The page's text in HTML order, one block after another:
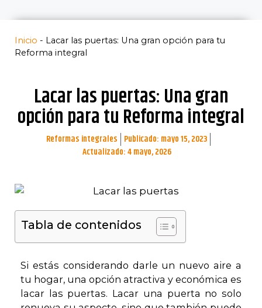
Inicio - Lacar las puertas: Una gran opción para tu
Reforma integral
Lacar las puertas: Una gran
opción para tu Reforma integral
Reformas integrales Publicado: mayo 15, 2023
Actualizado: 4 mayo, 2026
Tabla de contenidos
Si estás considerando darle un nuevo aire a
tu hogar, una opción atractiva y económica es
lacar las puertas. Lacar una puerta no solo